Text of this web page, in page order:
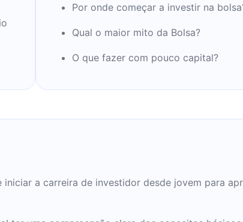
Por onde começar a investir na
Qual o maior mito da Bolsa?
O que fazer com pouco capital?
a carreira de investidor desde jovem para